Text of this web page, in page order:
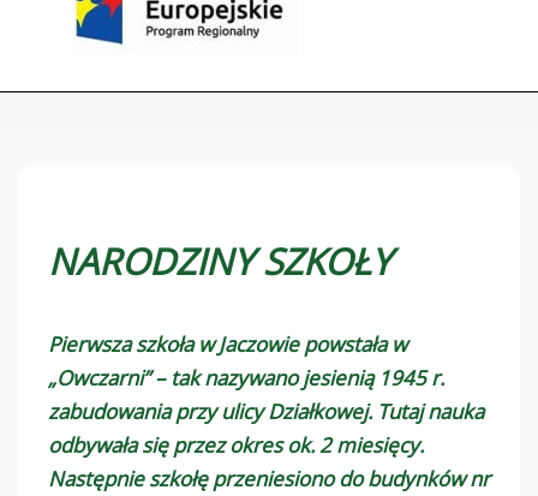
NARODZINY SZKOŁY
Pierwsza szkoła w Jaczowie powstała w
„Owczarni” – tak nazywano jesienią 1945 r.
zabudowania przy ulicy Działkowej. Tutaj nauka
odbywała się przez okres ok. 2 miesięcy.
Następnie szkołę przeniesiono do budynków nr